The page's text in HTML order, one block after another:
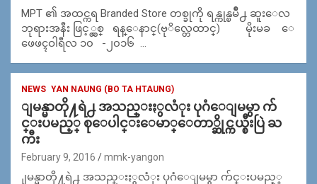
MPT ၏ အထင္ကရ Branded Store တစ္ခုကို ရန္ကုန္ၿမိဳ႕ ဆူးေလ
ဘုရားအနီး ဖြင့္လွစ္ ရန္ေနာင္(ဗုိလ္တေထာင္) မိုးမခ ေ
ဖေဖၚဝါရီလ ၁၀ -၂၀၁၆ …
NEWS YAN NAUNG (BO TA HTAUNG)
ျမန္မာတို႔ရဲ႕ အသည္းႏွလံုး ပုဂံေျမမွာ က်
င္းပမည့္ စုေပါင္းေမာ္ေတာ္ဆိုင္ကယ္စီးပြဲ ႀ
ကီး
February 9, 2016 mmk-yangon
ျမန္မာတို႔ရဲ႕ အသည္းႏွလံုး ပုဂံေျမမွာ က်င္းပမည့္